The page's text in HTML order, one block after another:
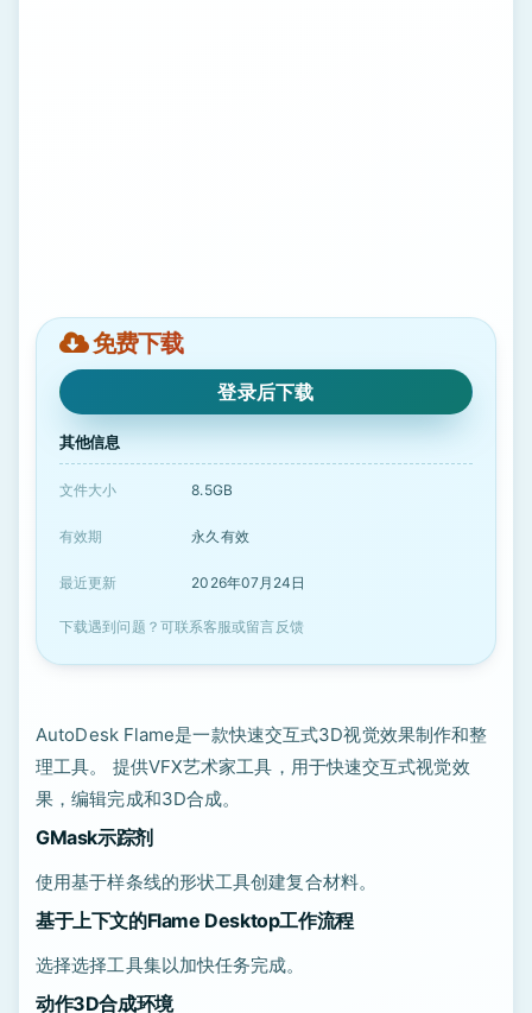
免费下载
登录后下载
其他信息
文件大小 8.5GB
有效期 永久有效
最近更新 2026年07月24日
下载遇到问题？可联系客服或留言反馈
AutoDesk Flame是一款快速交互式3D视觉效果制作和整
理工具。 提供VFX艺术家工具，用于快速交互式视觉效
果，编辑完成和3D合成。
GMask示踪剂
使用基于样条线的形状工具创建复合材料。
基于上下文的Flame Desktop工作流程
选择选择工具集以加快任务完成。
动作3D合成环境